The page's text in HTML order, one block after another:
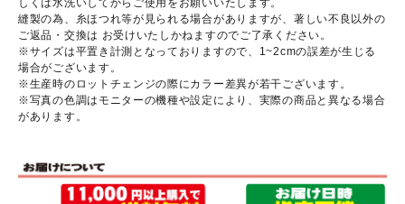
縫製の為、糸ほつれ等が見られる場合がありますが、著しい不良以外の
ご返品・交換は お受けいたしかねますのでご了承ください。
※サイズは平置き計測となっておりますので、1~2cmの誤差が生じる
場合がございます。
※生産時のロットチェンジの際にカラー差異が若干ございます。
※写真の色調はモニターの機種や設定により、実際の商品と異なる場合
があります。